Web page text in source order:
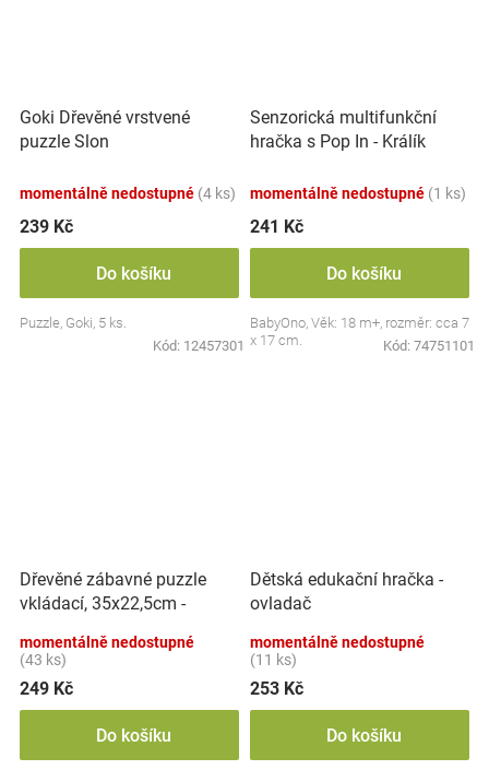
Goki Dřevěné vrstvené
puzzle Slon
momentálně nedostupné (4 ks)
239 Kč
Do košíku
Puzzle, Goki, 5 ks.
Kód: 12457301
Senzorická multifunkční
hračka s Pop In - Králík
momentálně nedostupné (1 ks)
241 Kč
Do košíku
BabyOno, Věk: 18 m+, rozměr: cca 7
x 17 cm.
Kód: 74751101
Dřevěné zábavné puzzle
vkládací, 35x22,5cm -
momentálně nedostupné
(43 ks)
249 Kč
Do košíku
Dětská edukační hračka -
ovladač
momentálně nedostupné
(11 ks)
253 Kč
Do košíku